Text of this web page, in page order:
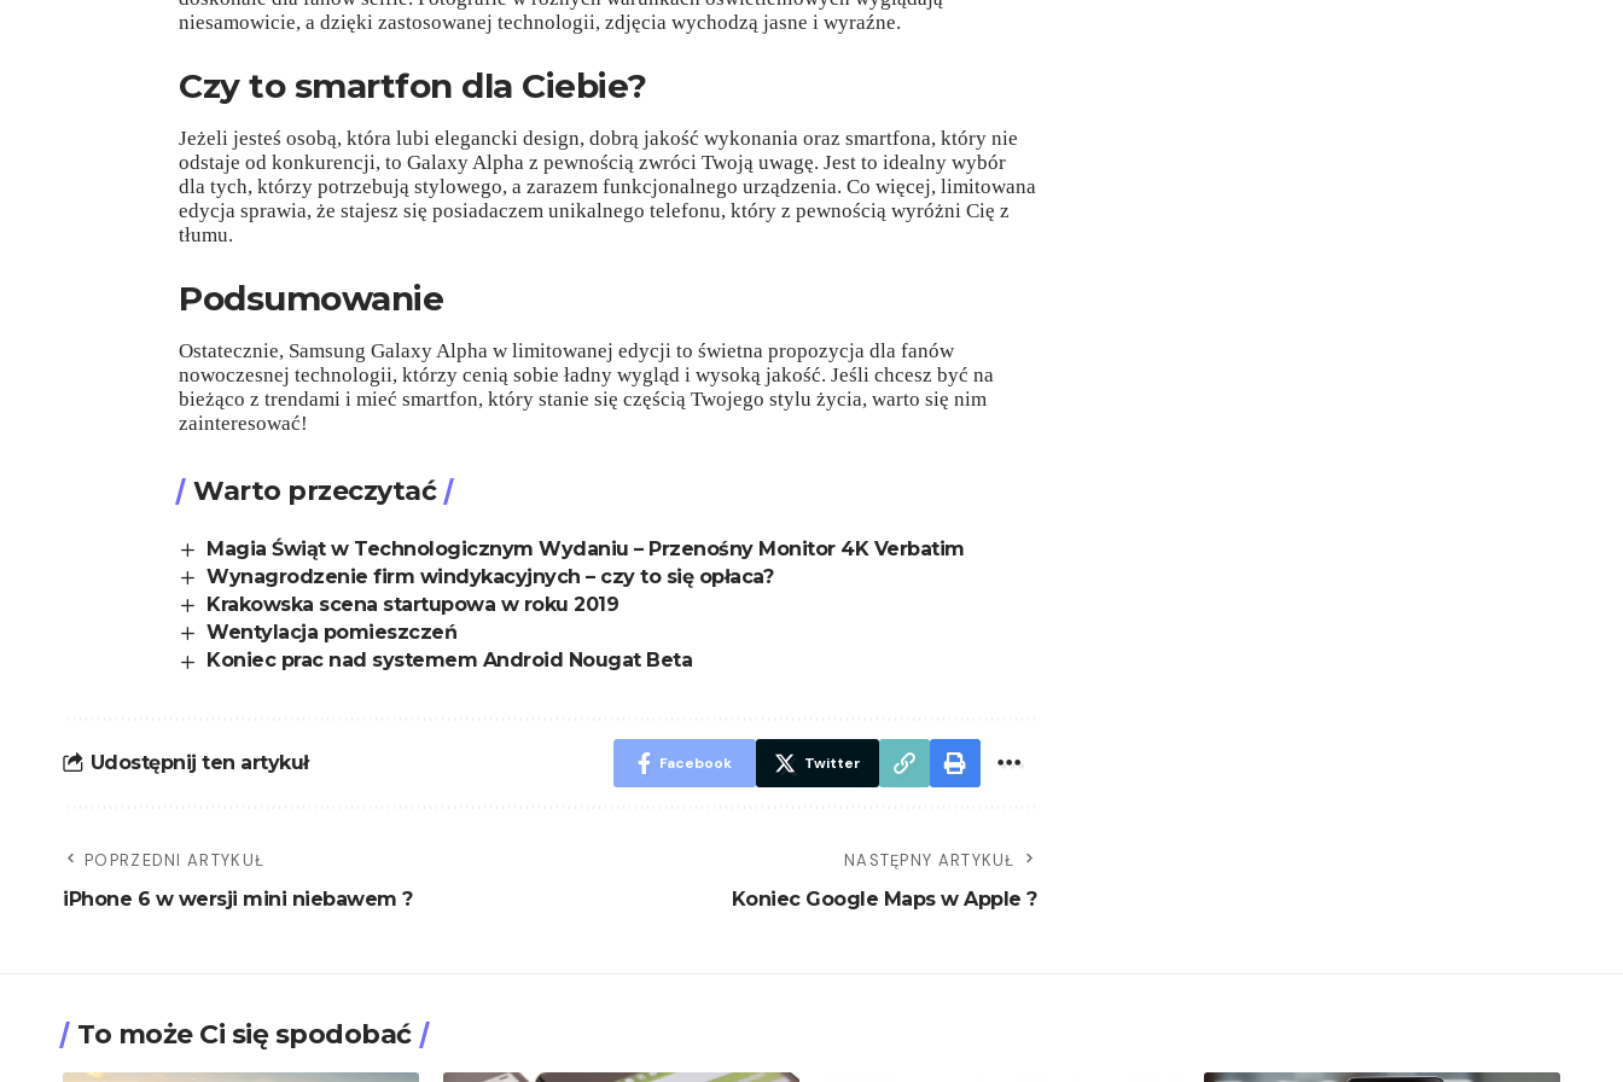
niesamowicie, a dzięki zastosowanej technologii, zdjęcia wychodzą jasne i wyraźne.
Czy to smartfon dla Ciebie?
Jeżeli jesteś osobą, która lubi elegancki design, dobrą jakość wykonania oraz smartfona, który nie
odstaje od konkurencji, to Galaxy Alpha z pewnością zwróci Twoją uwagę. Jest to idealny wybór
dla tych, którzy potrzebują stylowego, a zarazem funkcjonalnego urządzenia. Co więcej, limitowana
edycja sprawia, że stajesz się posiadaczem unikalnego telefonu, który z pewnością wyróżni Cię z
tłumu.
Podsumowanie
Ostatecznie, Samsung Galaxy Alpha w limitowanej edycji to świetna propozycja dla fanów
nowoczesnej technologii, którzy cenią sobie ładny wygląd i wysoką jakość. Jeśli chcesz być na
bieżąco z trendami i mieć smartfon, który stanie się częścią Twojego stylu życia, warto się nim
zainteresować!
Warto przeczytać
Magia Świąt w Technologicznym Wydaniu – Przenośny Monitor 4K Verbatim
Wynagrodzenie firm windykacyjnych – czy to się opłaca?
Krakowska scena startupowa w roku 2019
Wentylacja pomieszczeń
Koniec prac nad systemem Android Nougat Beta
Udostępnij ten artykuł Facebook Twitter
POPRZEDNI ARTYKUŁ
iPhone 6 w wersji mini niebawem ?
NASTĘPNY ARTYKUŁ
Koniec Google Maps w Apple ?
To może Ci się spodobać